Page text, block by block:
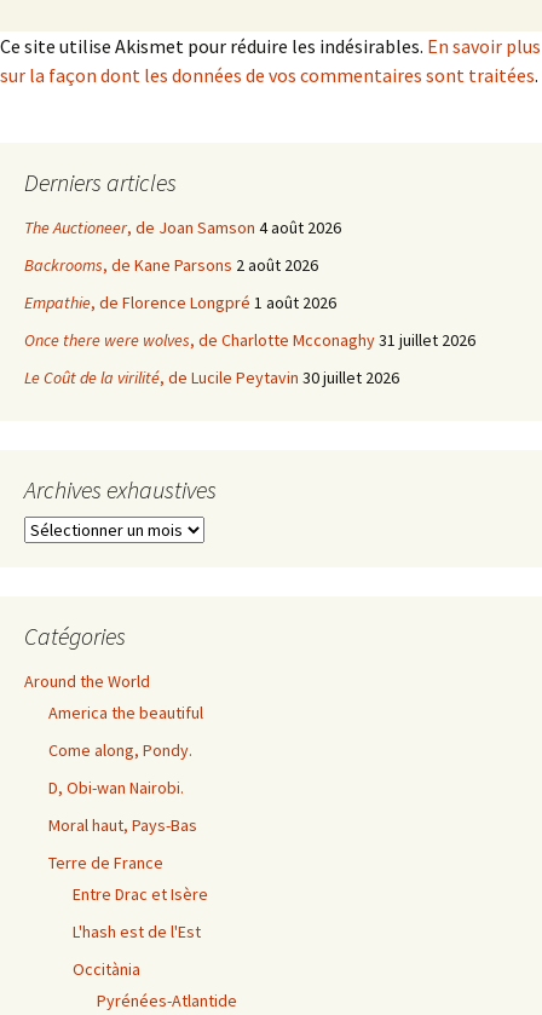
Ce site utilise Akismet pour réduire les indésirables. En savoir plus
sur la façon dont les données de vos commentaires sont traitées.
Derniers articles
The Auctioneer, de Joan Samson 4 août 2026
Backrooms, de Kane Parsons 2 août 2026
Empathie, de Florence Longpré 1 août 2026
Once there were wolves, de Charlotte Mcconaghy31 juillet 2026
Le Coût de la virilité, de Lucile Peytavin 30 juillet 2026
Archives exhaustives
Archives
Catégories
Around the World
America the beautiful
Come along, Pondy.
D, Obi-wan Nairobi.
Moral haut, Pays-Bas
Terre de France
Entre Drac et Isère
L'hash est de l'Est
Occitània
Pyrénées-Atlantide